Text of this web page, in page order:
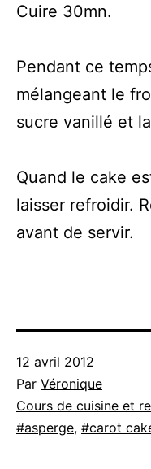
Cuire 30mn.
Pendant ce
mélangeant le
sucre vanillé et
Quand le cake
laisser refroidir.
avant de servir.
Publié
le
12 avril 2012
Par Véronique
Catégorisé
comme
Cours de cuisine et
Étiqueté
asperge, carot